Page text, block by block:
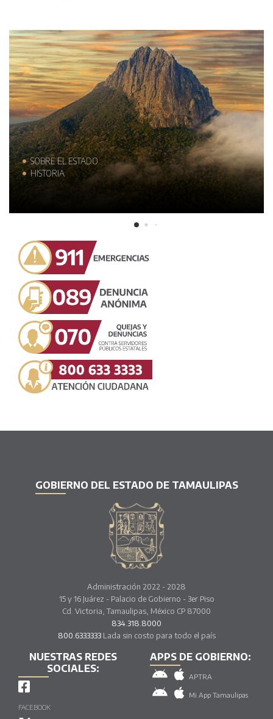
SOBRE EL ESTADO
HISTORIA
GOBIERNO DEL ESTADO DE TAMAULIPAS
Administración 2022 - 2028
15 y 16 Juárez - Palacio de Gobierno - 3er Piso
Cd. Victoria, Tamaulipas, México CP 87000
834.318.8000
800.6333333Lada sin costo para todo el país
NUESTRAS REDES
SOCIALES:
FACEBOOK
APPS DE GOBIERNO:
APTRA
Mi App Tamaulipas